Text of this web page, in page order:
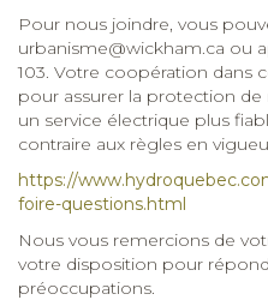
Pour nous joindre, vous
urbanisme@wickham.ca ou
103. Votre coopération dans
pour assurer la protection
un service électrique plus
contraire aux règles en
https://
foire-questions.html
Nous vous remercions de
votre disposition pour
préoccupations.